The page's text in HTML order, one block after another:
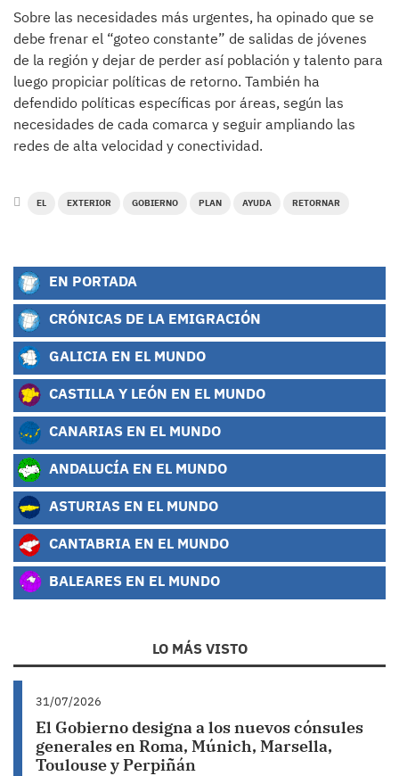
Sobre las necesidades más urgentes, ha opinado que se
debe frenar el “goteo constante” de salidas de jóvenes
de la región y dejar de perder así población y talento para
luego propiciar políticas de retorno. También ha
defendido políticas específicas por áreas, según las
necesidades de cada comarca y seguir ampliando las
redes de alta velocidad y conectividad.
EL EXTERIOR GOBIERNO PLAN AYUDA RETORNAR
EN PORTADA
CRÓNICAS DE LA EMIGRACIÓN
GALICIA EN EL MUNDO
CASTILLA Y LEÓN EN EL MUNDO
CANARIAS EN EL MUNDO
ANDALUCÍA EN EL MUNDO
ASTURIAS EN EL MUNDO
CANTABRIA EN EL MUNDO
BALEARES EN EL MUNDO
LO MÁS VISTO
31/07/2026
El Gobierno designa a los nuevos cónsules
generales en Roma, Múnich, Marsella,
Toulouse y Perpiñán